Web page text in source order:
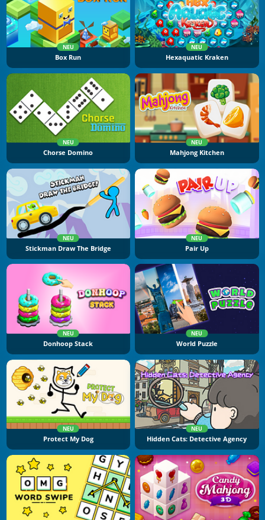
NEU
Box Run
NEU
Hexaquatic Kraken
NEU
Chorse Domino
NEU
Mahjong Kitchen
NEU
Stickman Draw The Bridge
NEU
Pair Up
NEU
Donhoop Stack
NEU
World Puzzle
NEU
Protect My Dog
NEU
Hidden Cats: Detective Agency